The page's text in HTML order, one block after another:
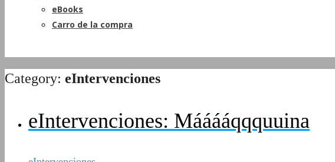
eBooks
Carro de la compra
Category: eIntervenciones
eIntervenciones: Mááááqqquuina